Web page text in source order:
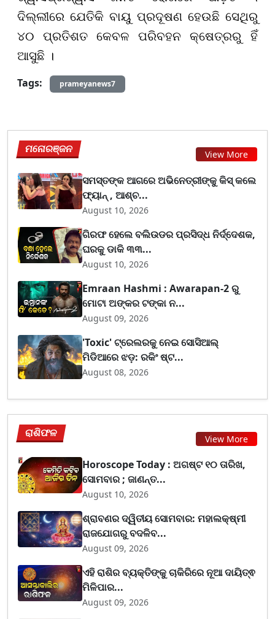
ଦିଲ୍ଲୀରେ ଯେତିକି ବାୟୁ ପ୍ରଦୂଷଣ ହେଉଛି ସେଥିରୁ
୪୦ ପ୍ରତିଶତ କେବଳ ପରିବହନ କ୍ଷେତ୍ରରୁ ହିଁ
ଆସୁଛି ।
Tags:
prameyanews7
ମନୋରଞ୍ଜନ View More
ସମସ୍ତଙ୍କ ଆଗରେ ଅଭିନେତ୍ରୀଙ୍କୁ କିସ୍ କଲେ
ଫ୍ୟାନ୍ , ଆଶ୍ଚ...
August 10, 2026
ଗିରଫ ହେଲେ ବଲିଉଡର ପ୍ରସିଦ୍ଧ ନିର୍ଦ୍ଦେଶକ,
ଘରକୁ ଡାକି ୩୩...
August 10, 2026
Emraan Hashmi : Awarapan-2 ରୁ
ମୋଟା ଅଙ୍କର ଟଙ୍କା ନ...
August 09, 2026
'Toxic' ଟ୍ରେଲରକୁ ନେଇ ସୋସିଆଲ୍
ମିଡିଆରେ ଝଡ଼: ରକିଂ ଷ୍ଟ...
August 08, 2026
ରାଶିଫଳ View More
Horoscope Today : ଅଗଷ୍ଟ ୧୦ ତାରିଖ,
ସୋମବାର ; ଜାଣନ୍ତ...
August 10, 2026
ଶ୍ରାବଣର ଦ୍ୱିତୀୟ ସୋମବାର: ମହାଲକ୍ଷ୍ମୀ
ରାଜଯୋଗରୁ ବଦଳିବ...
August 09, 2026
ଏହି ରାଶିର ବ୍ୟକ୍ତିଙ୍କୁ ଚାକିରିରେ ନୂଆ ଦାୟିତ୍ଵ
ମିଳିପାର...
August 09, 2026